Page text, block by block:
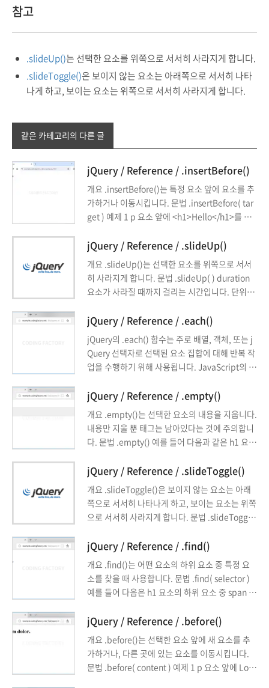
참고
.slideUp()는 선택한 요소를 위쪽으로 서서히 사라지게 합니다.
.slideToggle()은 보이지 않는 요소는 아래쪽으로 서서히 나타
나게 하고, 보이는 요소는 위쪽으로 서서히 사라지게 합니다.
같은 카테고리의 다른 글
jQuery / Reference / .insertBefore()
개요 .insertBefore()는 특정 요소 앞에 요소를 추
가하거나 이동시킵니다. 문법 .insertBefore( tar
get ) 예제 1 p 요소 앞에 <h1>Hello</h1>를 추
head> <meta charset="utf-8"> <title>jQuery
</title> <style> body { font-family: Consolas,
monospace; ...
jQuery / Reference / .slideUp()
개요 .slideUp()는 선택한 요소를 위쪽으로 서서
히 사라지게 합니다. 문법 .slideUp( ) duration
요소가 사라질 때까지 걸리는 시간입니다. 단위는
정할 수 있습니다. fast는 200, slow는 600에 해
당합니다. easing 요소가 사라지는 방식을 정합니
다. swing과 linear가 가능하며, 기본값은 swing
입니다. complete 요소가 사라진 후 수행할 작업
을 정합니다. 예제 1 버튼을 클릭하면 파란색 배경
jQuery / Reference / .each()
jQuery의 .each() 함수는 주로 배열, 객체, 또는 j
Query 선택자로 선택된 요소 집합에 대해 반복 작
업을 수행하기 위해 사용됩니다. JavaScript의 fo
성과 통합된 방식으로 작동합니다.
jQuery / Reference / .empty()
개요 .empty()는 선택한 요소의 내용을 지웁니다.
내용만 지울 뿐 태그는 남아있다는 것에 주의합니
다. 문법 .empty() 예를 들어 다음과 같은 h1 요소
$( 'h1' ).empty() 다음처럼 바뀝니다. <h1></h1
> 예제 버튼을 클릭하면 p 요소의 내용이 지워집
니다. <!doctype html> <html lang="ko"> <he
ad> <meta charset="utf-8"> <title>jQuery</t
itle> <style> ...
jQuery / Reference / .slideToggle()
개요 .slideToggle()은 보이지 않는 요소는 아래
쪽으로 서서히 나타나게 하고, 보이는 요소는 위쪽
으로 서서히 사라지게 합니다. 문법 .slideToggle
리는 시간입니다. 단위는 1/1000초, 기본값은 40
0입니다. fast나 slow로 정할 수 있습니다. fast는
200, slow는 600에 해당합니다. easing 요소가
나타나거나 사라지는 방식을 정합니다. swing과 l
inear가 가능하며, 기본값은 swing입니다. comp
lete 요소가 나타나거나 ...
jQuery / Reference / .find()
개요 .find()는 어떤 요소의 하위 요소 중 특정 요
소를 찾을 때 사용합니다. 문법 .find( selector )
예를 들어 다음은 h1 요소의 하위 요소 중 span 요
래스 값으로 b를 갖는 p 요소의 하위 요소 중 클래
스 값으로 ip를 갖는 span 요소를 찾아서 글자 크
기를 2배로 만듭니다. <!doctype html> <html l
ang="ko"> <head> ...
jQuery / Reference / .before()
개요 .before()는 선택한 요소 앞에 새 요소를 추
가하거나, 다른 곳에 있는 요소를 이동시킵니다.
문법 .before( content ) 예제 1 p 요소 앞에 Lore